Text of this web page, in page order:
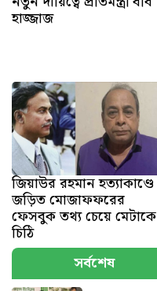
হাজ্জাজ
জিয়াউর রহমান হত্যাকাণ্ডে
জড়িত মোজাফফরের
ফেসবুক তথ্য চেয়ে মেটাকে
চিঠি
সর্বশেষ